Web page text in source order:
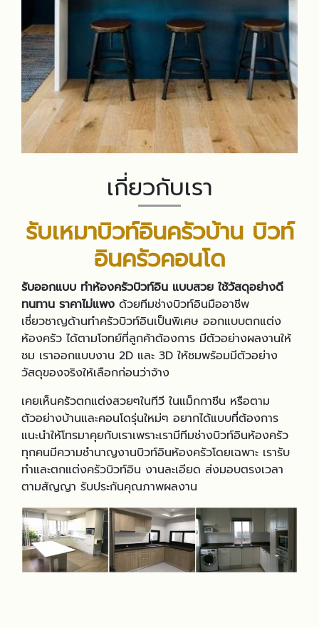
เกี่ยวกับเรา
รับเหมาบิวท์อินครัวบ้าน บิวท์
อินครัวคอนโด
รับออกแบบ ทำห้องครัวบิวท์อิน แบบสวย ใช้วัสดุอย่างดี
ทนทาน ราคาไม่แพง ด้วยทีมช่างบิวท์อินมืออาชีพ
เชี่ยวชาญด้านทำครัวบิวท์อินเป็นพิเศษ ออกแบบตกแต่ง
ห้องครัว ได้ตามโจทย์ที่ลูกค้าต้องการ มีตัวอย่างผลงานให้
ชม เราออกแบบงาน 2D และ 3D ให้ชมพร้อมมีตัวอย่าง
วัสดุของจริงให้เลือกก่อนว่าจ้าง
เคยเห็นครัวตกแต่งสวยๆในทีวี ในแม็กกาซีน หรือตาม
ตัวอย่างบ้านและคอนโดรุ่นใหม่ๆ อยากได้แบบที่ต้องการ
แนะนำให้โทรมาคุยกับเราเพราะเรามีทีมช่างบิวท์อินห้องครัว
ทุกคนมีความชำนาญงานบิวท์อินห้องครัวโดยเฉพาะ เรารับ
ทำและตกแต่งครัวบิวท์อิน งานละเอียด ส่งมอบตรงเวลา
ตามสัญญา รับประกันคุณภาพผลงาน